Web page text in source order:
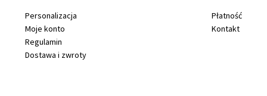
Personalizacja
Moje konto
Regulamin
Dostawa i zwroty
Płatność
Kontakt